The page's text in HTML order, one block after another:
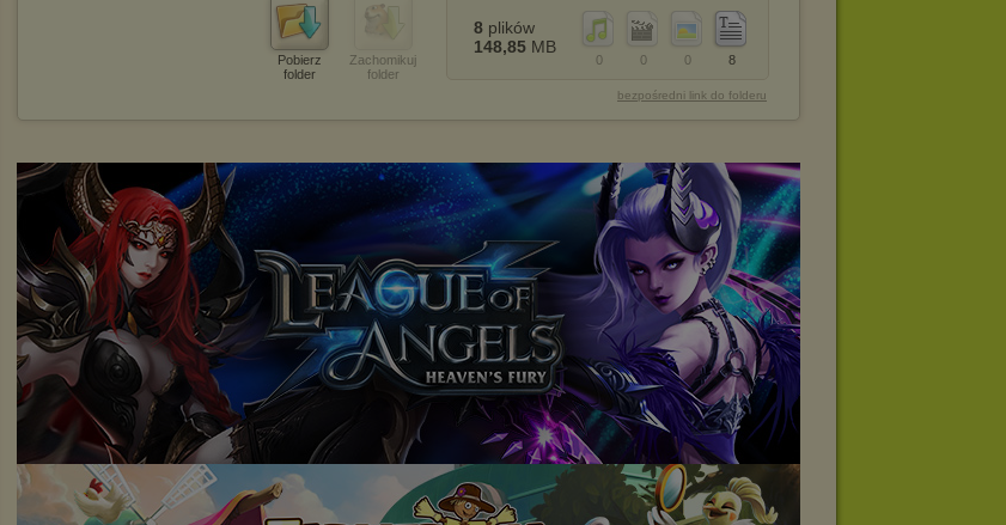
Pobierz
folder
Zachomikuj
folder
8
0
0
0
8 plików
148,85 MB
bezpośredni link do folderu